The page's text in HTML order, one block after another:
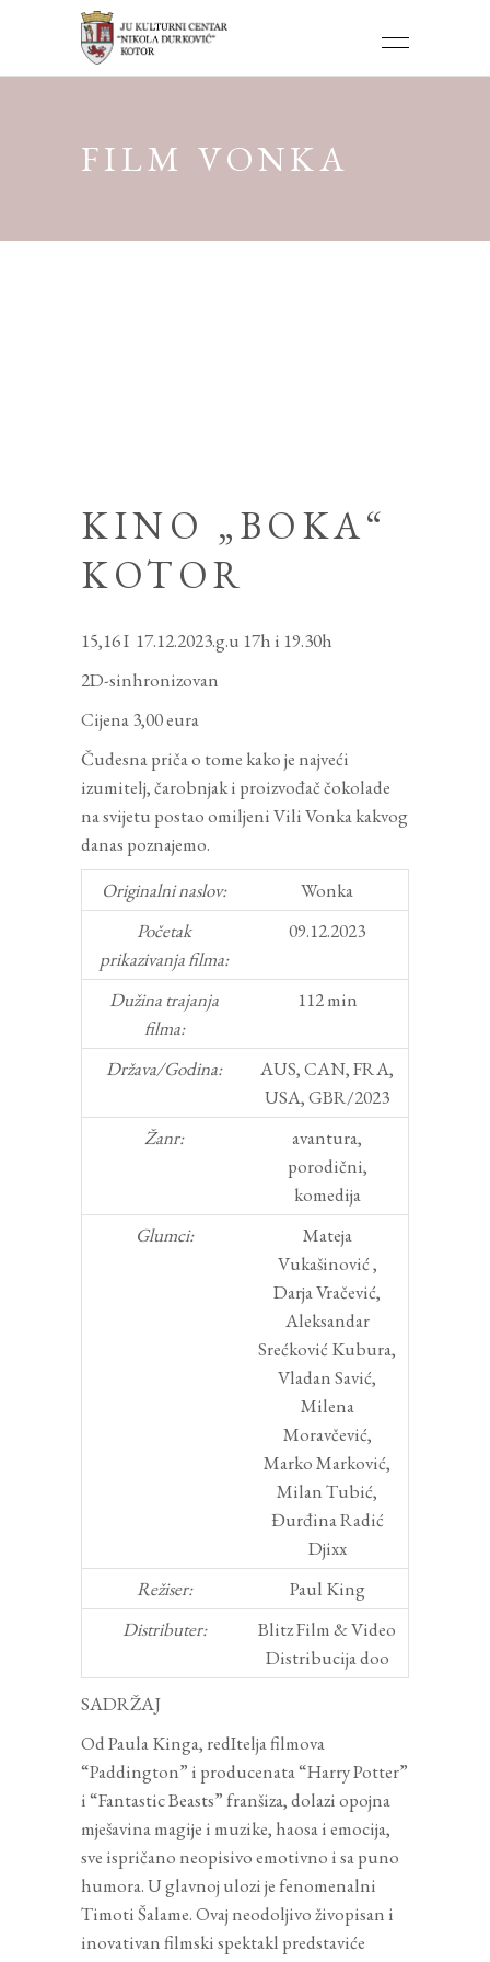
FILM VONKA
KINO „BOKA“
KOTOR
15,16 I 17.12.2023.g.u 17h i 19.30h
2D-sinhronizovan
Cijena 3,00 eura
Čudesna priča o tome kako je najveći
izumitelj, čarobnjak i proizvođač čokolade
na svijetu postao omiljeni Vili Vonka kakvog
danas poznajemo.
Originalni naslov:
Wonka
Početak
prikazivanja filma:
09.12.2023
Dužina trajanja
filma:
112 min
Država/Godina:
AUS, CAN, FRA,
USA, GBR/2023
Žanr:
avantura,
porodični,
komedija
Glumci:
Mateja
Vukašinović ,
Darja Vračević,
Aleksandar
Srećković Kubura,
Vladan Savić,
Milena
Moravčević,
Marko Marković,
Milan Tubić,
Đurđina Radić
Djixx
Režiser:
Paul King
Distributer:
Blitz Film & Video
Distribucija doo
SADRŽAJ
Od Paula Kinga, redItelja filmova
“Paddington” i producenata “Harry Potter”
i “Fantastic Beasts” franšiza, dolazi opojna
mješavina magije i muzike, haosa i emocija,
sve ispričano neopisivo emotivno i sa puno
humora. U glavnoj ulozi je fenomenalni
Timoti Šalame. Ovaj neodoljivo živopisan i
inovativan filmski spektakl predstaviće